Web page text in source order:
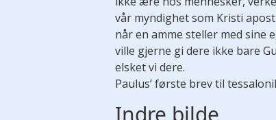
vår myndighet som Kristi
når en amme steller med sine
ville gjerne gi dere ikke bare
elsket vi dere.
Paulus’ første brev til